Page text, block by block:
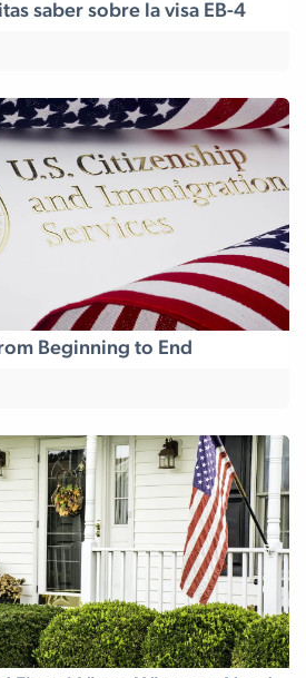
saber sobre la visa EB-4
Beginning to End